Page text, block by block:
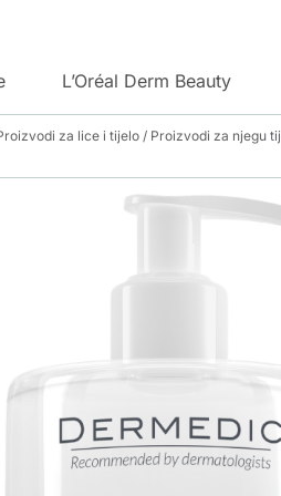
L’Oréal Derm Beauty
za lice i tijelo / Proizvodi za njegu